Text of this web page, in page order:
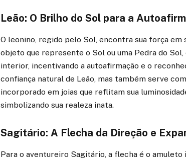
Leão: O Brilho do Sol para a
O leonino, regido pelo Sol, encontra sua força
objeto que represente o Sol ou uma Pedra do
interior, incentivando a autoafirmação e o
confiança natural de Leão, mas também serve
incorporado em joias que reflitam sua
simbolizando sua realeza inata.
Sagitário: A Flecha da Direção e
Para o aventureiro Sagitário, a flecha é o